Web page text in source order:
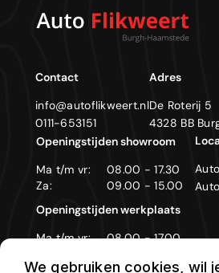
Contact
info@autoflikweert.nl
0111-653151
Adres
De Roterij 5
4328 BB
Openingstijden showroom
Ma t/m vr:
08.00 - 17.30
Za:
09.00 - 15.00
Openingstijden werkplaats
Ma t/m vr:
08.00 - 17.00
Zon- en feestdagen gesloten
We gebruiken cookies, wil